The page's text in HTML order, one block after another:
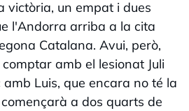
victòria, un empat i dues
l'Andorra arriba a la cita
Catalana. Avui, però,
amb el lesionat Juli
Luis, que encara no té la
a dos quarts de